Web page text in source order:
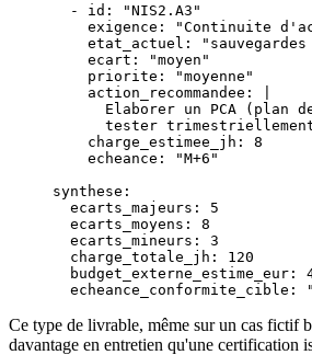
  -
id :
"NIS2.A3"
    exigence
:
"Continuite
    etat_actuel
:
    ecart
:
"moyen"
    priorite
:
"moyenne"
    action_recommandee
:
Elaborer un PCA (plan
tester
    charge_estimee_jh
: 8
    echeance
:
"M+6"
synthese :
  ecarts_majeurs
: 5
  ecarts_moyens
: 8
  ecarts_mineurs
: 3
  charge_totale_jh
: 120
  budget_externe_estime_eur
:
  echeance_conformite_cible
:
Ce type de livrable, même sur un cas fictif
davantage en entretien qu'une certification